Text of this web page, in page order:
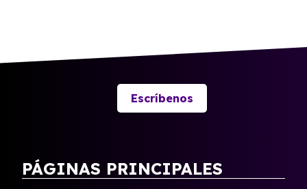
Escríbenos
PÁGINAS PRINCIPALES